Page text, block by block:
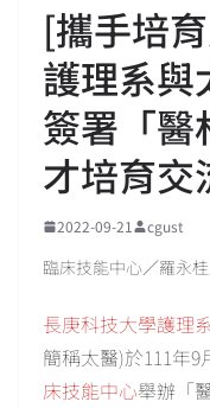
[攜手培
護理系與
簽署「醫
才培育交
2022-09-21 cgust
臨床技能中心／羅永桂
長庚科技大學護理
簡稱太醫)於111年9
床技能中心舉辦「